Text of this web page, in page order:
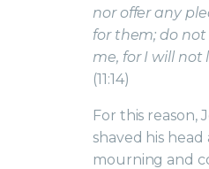
nor offer any
for them; do
me, for I will not
(11:14)
For this reason,
shaved his head
mourning and